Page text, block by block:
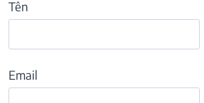
Tên
Email